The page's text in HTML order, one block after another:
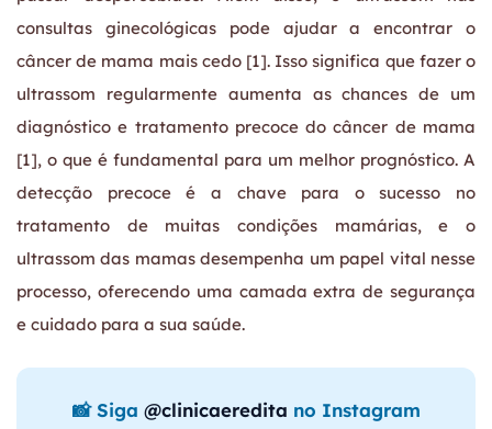
consultas ginecológicas pode ajudar a encontrar o
câncer de mama mais cedo [1]. Isso significa que fazer o
ultrassom regularmente aumenta as chances de um
diagnóstico e tratamento precoce do câncer de mama
[1], o que é fundamental para um melhor prognóstico. A
detecção precoce é a chave para o sucesso no
tratamento de muitas condições mamárias, e o
ultrassom das mamas desempenha um papel vital nesse
processo, oferecendo uma camada extra de segurança
e cuidado para a sua saúde.
📸 Siga @clinicaeredita no Instagram